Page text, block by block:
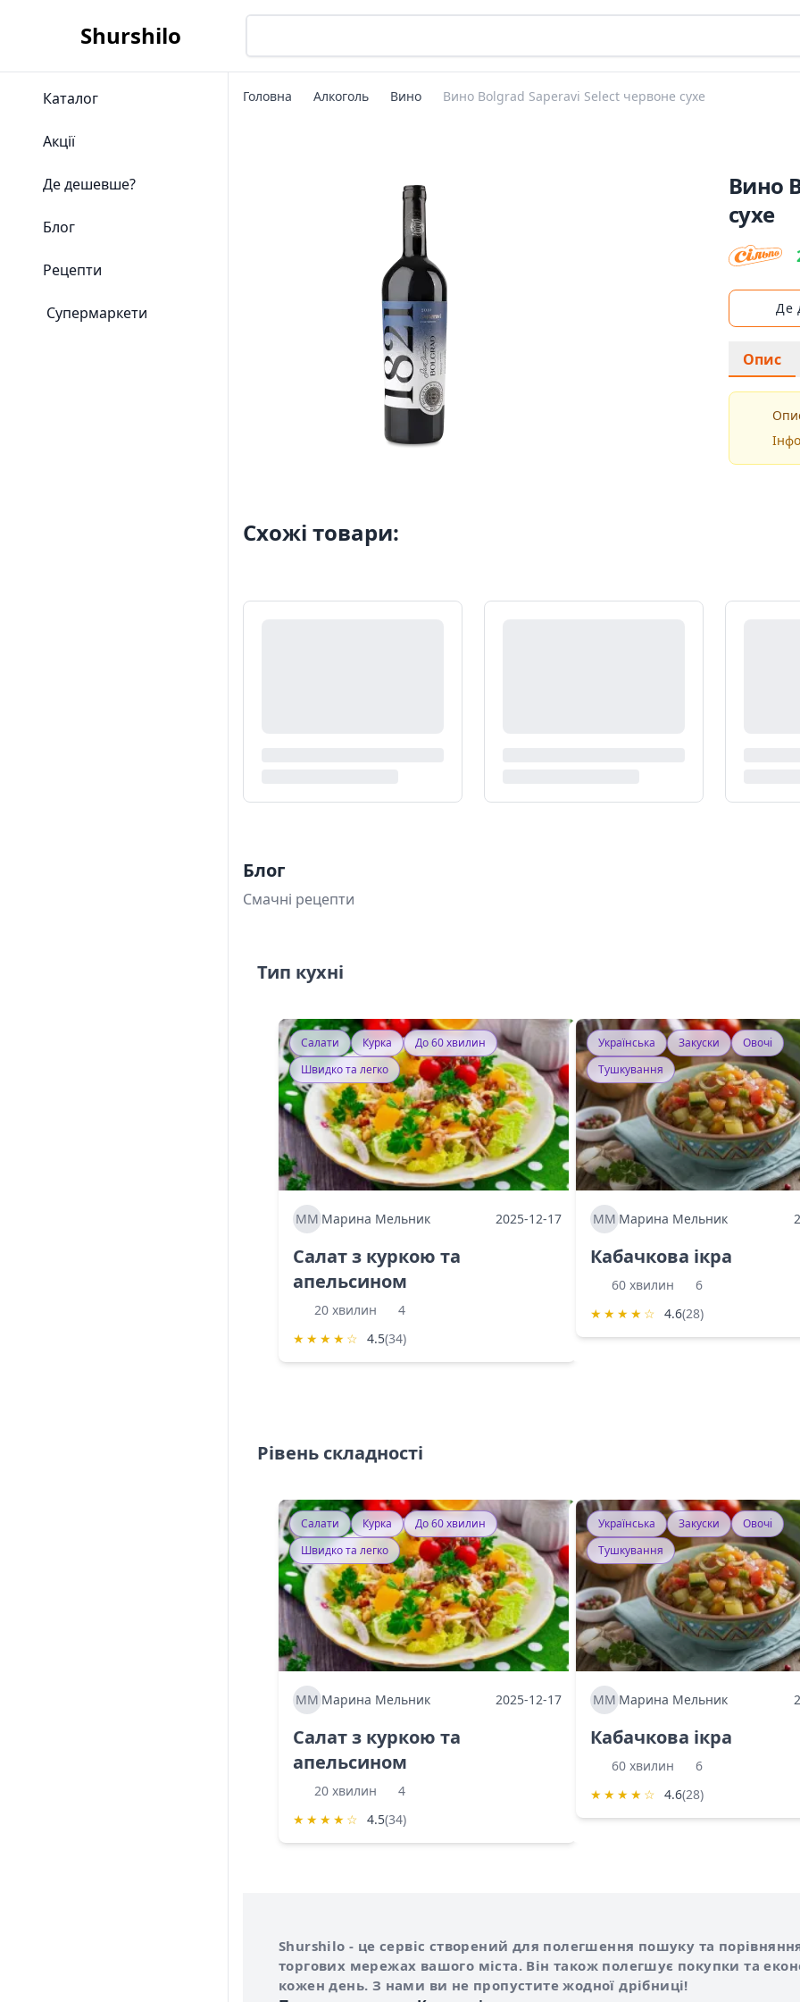
Shurshilo
Каталог
Акції
Де дешевше?
Блог
Рецепти
Супермаркети
Головна Алкоголь Вино Вино Bolgrad Saperavi Select червоне сухе
Вино
сухе
Де
Опис
Схожі товари:
Блог
Смачні рецепти
Тип кухні
Салати Курка
До 60 хвилин
Швидко та легко
ММ Марина Мельник 2025-12-17
Салат з куркою та
апельсином
20 хвилин
4
★ ★ ★ ★ ☆ 4.5(34)
Українська Закуски
Овочі
Тушкування
ММ Марина Мельник
Кабачкова ікра
60 хвилин
6
★ ★ ★ ★ ☆ 4.6(28)
Рівень складності
Салати Курка
До 60 хвилин
Швидко та легко
ММ Марина Мельник 2025-12-17
Салат з куркою та
апельсином
20 хвилин
4
★ ★ ★ ★ ☆ 4.5(34)
Українська Закуски
Овочі
Тушкування
ММ Марина Мельник
Кабачкова ікра
60 хвилин
6
★ ★ ★ ★ ☆ 4.6(28)
Про сервіс Shurshilo
Shurshilo - це сервіс створений для полегшення пошуку та
торгових мережах вашого міста. Він також полегшує покупки та
кожен день. З нами ви не пропустите жодної дрібниці!